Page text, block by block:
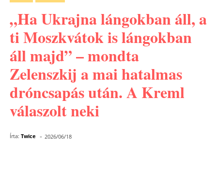
„Ha Ukrajna lángokban áll, a
ti Moszkvátok is lángokban
áll majd” – mondta
Zelenszkij a mai hatalmas
dróncsapás után. A Kreml
válaszolt neki
Írta: Twice - 2026/06/18